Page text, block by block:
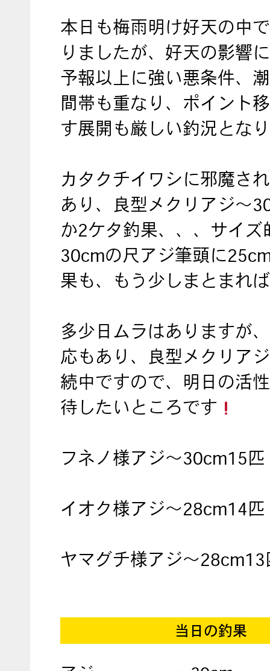
本日も梅雨明け好天の中
りましたが、好天の影響
予報以上に強い悪条件、
間帯も重なり、ポイント
す展開も厳しい釣況とな
カタクチイワシに邪魔さ
あり、良型メクリアジ～
か2ケタ釣果、、、サイズ
30cmの尺アジ筆頭に
果も、もう少しまとまれ
多少日ムラはありますが
応もあり、良型メクリア
続中ですので、明日の活
待したいところです
フネノ様アジ～30cm15匹
イオク様アジ～28cm14匹
ヤマグチ様アジ～28cm13
当日の釣果